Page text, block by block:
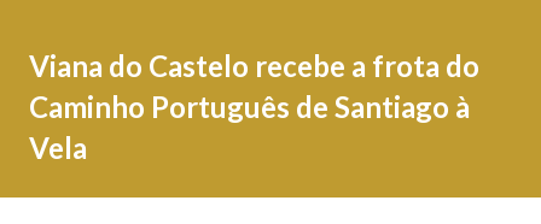
Viana do Castelo recebe a frota do
Caminho Português de Santiago à
Vela